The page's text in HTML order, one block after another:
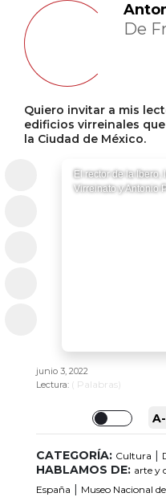
De
Quiero invitar a mis
edificios virreinales
la Ciudad de México.
El rector de la
Virreinato y Antonio
junio 3, 2022
Lectura: ( Palabras)
A-
CATEGORÍA: Cultura |
HABLAMOS DE: arte y
España | Museo Nacional